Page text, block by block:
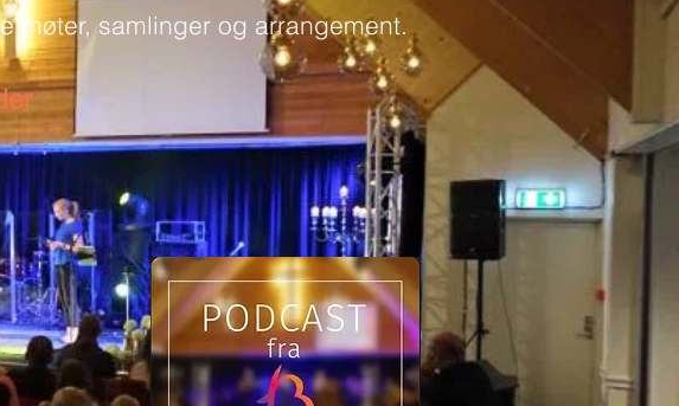
møter, samlinger og arrangement.